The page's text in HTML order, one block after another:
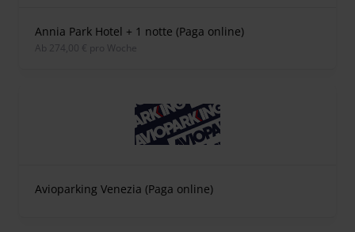
Annia Park Hotel + 1 notte (Paga online)
ab 274,00 € pro Woche
Avioparking Venezia (Paga online)